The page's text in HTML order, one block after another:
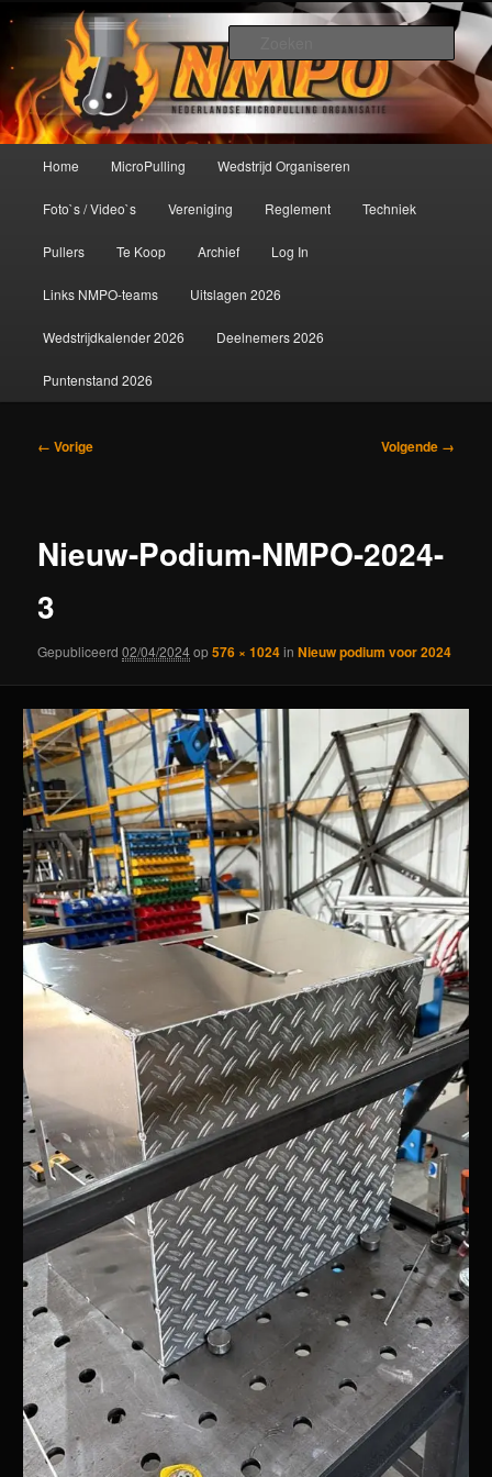
primaire
inhoudNederlandse MicroPulling
Organisatie
De meest krachtige modelbouwsport ter wereld!
Home MicroPulling Wedstrijd Organiseren
Foto`s / Video`s Vereniging Reglement Techniek
Pullers Te Koop Archief Log In
Links NMPO-teams Uitslagen 2026
Wedstrijdkalender 2026 Deelnemers 2026
Puntenstand 2026
Afbeeldingsnavigatie
← Vorige Volgende →
Nieuw-Podium-NMPO-2024-
3
Gepubliceerd02/04/2024op576 × 1024inNieuw podium voor 2024